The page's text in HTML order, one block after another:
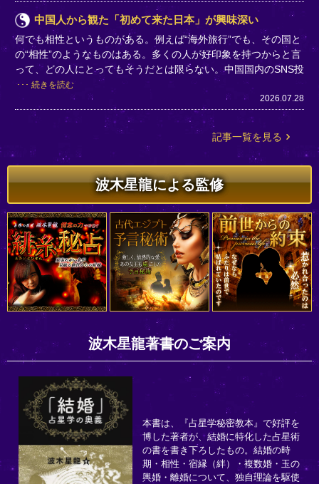
中国人から観た「初めて来た日本」が興味深い
何でも相性というものがある。例えば“海外旅行”でも、その国と
の“相性”のようなものはある。多くの人が好印象を持つからと言
って、どの人にとってもそうだとは限らない。中国国内のSNS投
続きを読む
2026.07.28
記事一覧を見る
波木星龍による監修
波木星龍著書のご案内
本書は、『占星学秘密教本』で好評を
博した著者が、結婚に特化した占星術
の書を書き下ろしたもの。結婚の時
期・相性・宿縁（絆）・複数婚・玉の
輿婚・離婚について、独自理論を駆使